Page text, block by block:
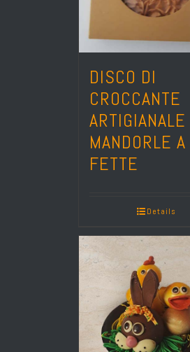
DISCO DI
CROCCANTE
ARTIGIANALE
MANDORLE A
FETTE
Details